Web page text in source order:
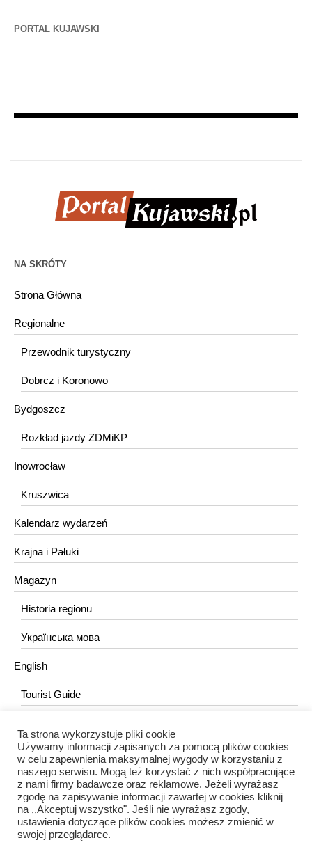
PORTAL KUJAWSKI
NA SKRÓTY
Strona Główna
Regionalne
Przewodnik turystyczny
Dobrcz i Koronowo
Bydgoszcz
Rozkład jazdy ZDMiKP
Inowrocław
Kruszwica
Kalendarz wydarzeń
Krajna i Pałuki
Magazyn
Historia regionu
Українська мова
English
Tourist Guide
KONTAKT
redakcja@portalkujawski.pl
Redakcja
Ta strona wykorzystuje pliki cookie
Używamy informacji zapisanych za pomocą plików cookies
w celu zapewnienia maksymalnej wygody w korzystaniu z
naszego serwisu. Mogą też korzystać z nich współpracujące
z nami firmy badawcze oraz reklamowe. Jeżeli wyrażasz
zgodę na zapisywanie informacji zawartej w cookies kliknij
na ,,Akceptuj wszystko". Jeśli nie wyrażasz zgody,
ustawienia dotyczące plików cookies możesz zmienić w
swojej przeglądarce.